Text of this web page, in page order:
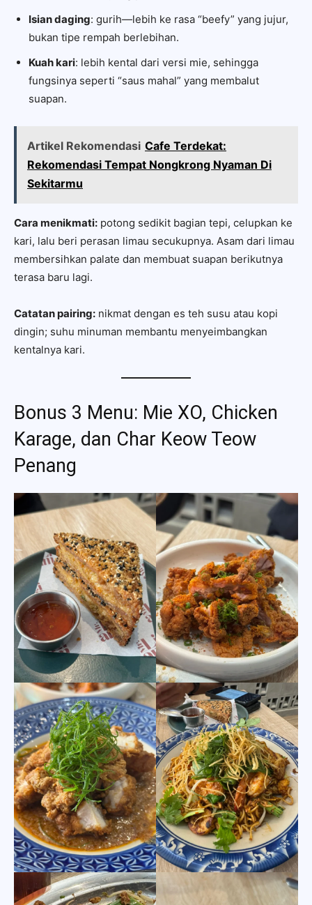
Isian daging: gurih—lebih ke rasa “beefy” yang jujur,
bukan tipe rempah berlebihan.
Kuah kari: lebih kental dari versi mie, sehingga
fungsinya seperti “saus mahal” yang membalut
suapan.
Artikel Rekomendasi Cafe Terdekat:
Rekomendasi Tempat Nongkrong Nyaman Di
Sekitarmu
Cara menikmati: potong sedikit bagian tepi, celupkan ke
kari, lalu beri perasan limau secukupnya. Asam dari limau
membersihkan palate dan membuat suapan berikutnya
terasa baru lagi.
Catatan pairing: nikmat dengan es teh susu atau kopi
dingin; suhu minuman membantu menyeimbangkan
kentalnya kari.
Bonus 3 Menu: Mie XO, Chicken
Karage, dan Char Keow Teow
Penang